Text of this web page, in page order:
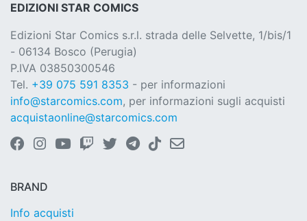
EDIZIONI STAR COMICS
Edizioni Star Comics s.r.l. strada delle Selvette, 1/bis/1
- 06134 Bosco (Perugia)
P.IVA 03850300546
Tel. +39 075 591 8353 - per informazioni
info@starcomics.com, per informazioni sugli acquisti
acquistaonline@starcomics.com
BRAND
Info acquisti